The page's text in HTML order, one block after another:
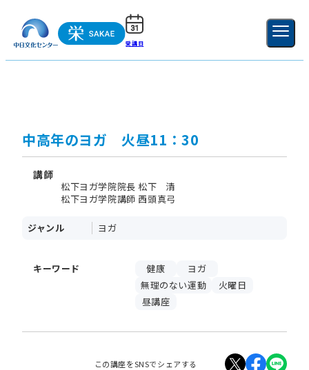
受講日 新規登録
中高年のヨガ 火昼11：30
講師
松下ヨガ学院院長 松下 清
松下ヨガ学院講師 西頭真弓
ジャンル ヨガ
キーワード 健康
ヨガ
無理のない運動
火曜日
昼講座
この講座をSNSでシェアする